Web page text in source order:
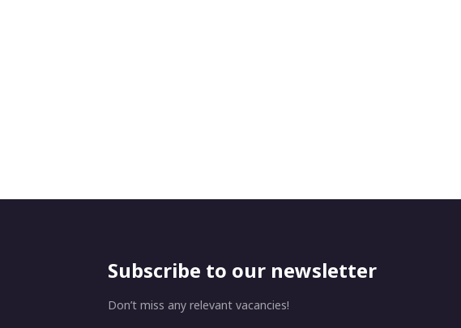
Subscribe to our newsletter
Don’t miss any relevant vacancies!